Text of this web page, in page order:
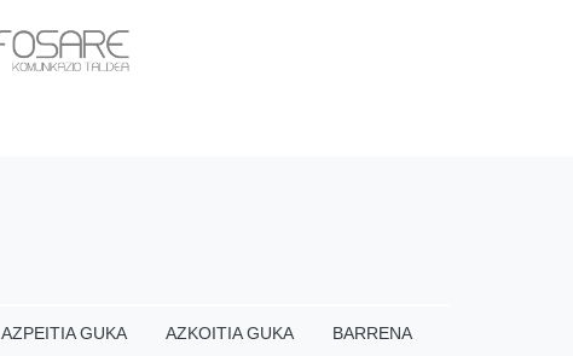
AZPEITIA GUKA AZKOITIA GUKA BARRENA